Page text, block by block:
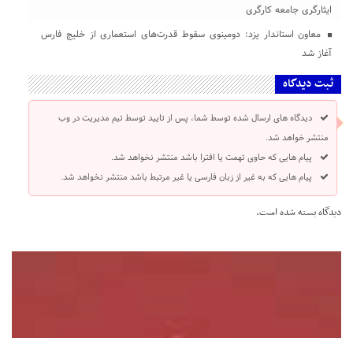
ایثارگری جامعه کارگری
معاون استاندار یزد: دومینوی سقوط قدرت‌های استعماری از خلیج فارس
آغاز شد
ثبت دیدگاه
دیدگاه های ارسال شده توسط شما، پس از تایید توسط تیم مدیریت در وب
منتشر خواهد شد.
پیام هایی که حاوی تهمت یا افترا باشد منتشر نخواهد شد.
پیام هایی که به غیر از زبان فارسی یا غیر مرتبط باشد منتشر نخواهد شد.
دیدگاه بسته شده است.